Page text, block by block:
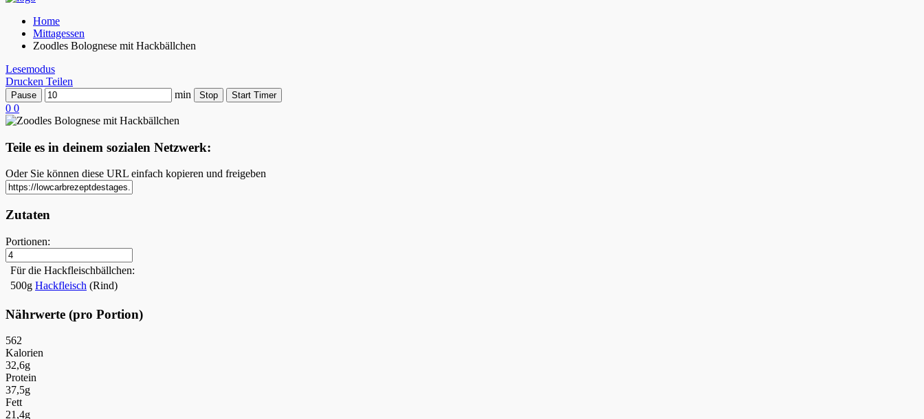
Home
Mittagessen
Zoodles Bolognese mit Hackbällchen
Lesemodus
Drucken Teilen
Pause min Stop Start Timer
0 0
Teile es in deinem sozialen Netzwerk:
Oder Sie können diese URL einfach kopieren und freigeben
Zutaten
Portionen:
Für die Hackfleischbällchen:
500g Hackfleisch (Rind)
Nährwerte (pro Portion)
562
Kalorien
32,6g
Protein
37,5g
Fett
21,4g